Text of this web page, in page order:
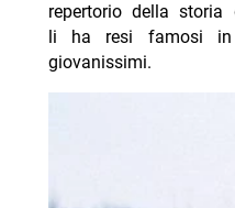
repertorio della
li ha resi famosi
giovanissimi.